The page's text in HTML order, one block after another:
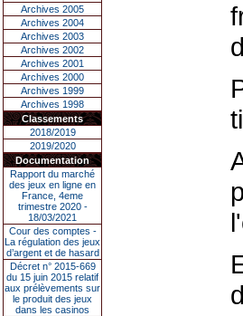
Archives 2005
Archives 2004
Archives 2003
Archives 2002
Archives 2001
Archives 2000
Archives 1999
Archives 1998
Classements
2018/2019
2019/2020
Documentation
Rapport du marché
des jeux en ligne en
France, 4eme
trimestre 2020 -
18/03/2021
Cour des comptes -
La régulation des jeux
d’argent et de hasard
Décret n° 2015-669
du 15 juin 2015 relatif
aux prélèvements sur
le produit des jeux
dans les casinos